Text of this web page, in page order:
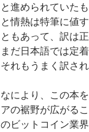
と進められていた
と情熱は特筆に値
ともあって、訳は
まだ日本語では定
それもうまく訳さ
なにより、この本
アの裾野が広がる
のビットコイン業